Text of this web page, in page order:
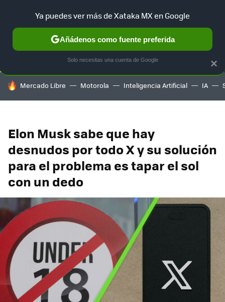
SELECCIÓN GAMING HOME AUTO TERRITORIO
HOY SE HABLA DE
Mercado Libre Motorola Inteligencia Artificial IA
Elon Musk sabe que hay
desnudos por todo X y su solución
para el problema es tapar el sol
con un dedo
×
Ya puedes ver más de Xataka MX en Google
Añádenos como fuente preferida
Solo necesitas una cuenta de Google